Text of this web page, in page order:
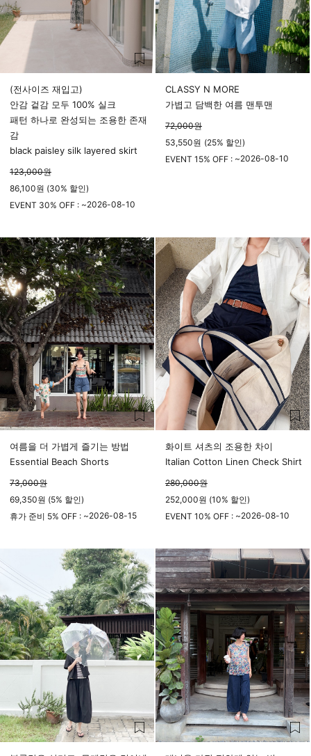
(전사이즈 재입고)
안감 겉감 모두 100% 실크
패턴 하나로 완성되는 조용한 존재
감
black paisley silk layered skirt
123,000원
86,100원 (30% 할인)
EVENT 30% OFF : ~2026-08-10
CLASSY N MORE
가볍고 담백한 여름 맨투맨
72,000원
53,550원 (25% 할인)
EVENT 15% OFF : ~2026-08-10
여름을 더 가볍게 즐기는 방법
Essential Beach Shorts
73,000원
69,350원 (5% 할인)
휴가 준비 5% OFF : ~2026-08-15
화이트 셔츠의 조용한 차이
Italian Cotton Linen Check Shirt
280,000원
252,000원 (10% 할인)
EVENT 10% OFF : ~2026-08-10